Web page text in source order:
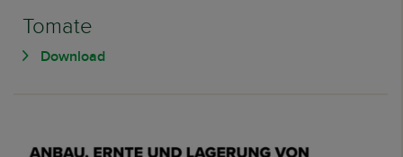
Tomate
Download